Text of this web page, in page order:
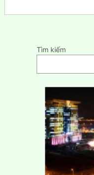
Tìm kiếm